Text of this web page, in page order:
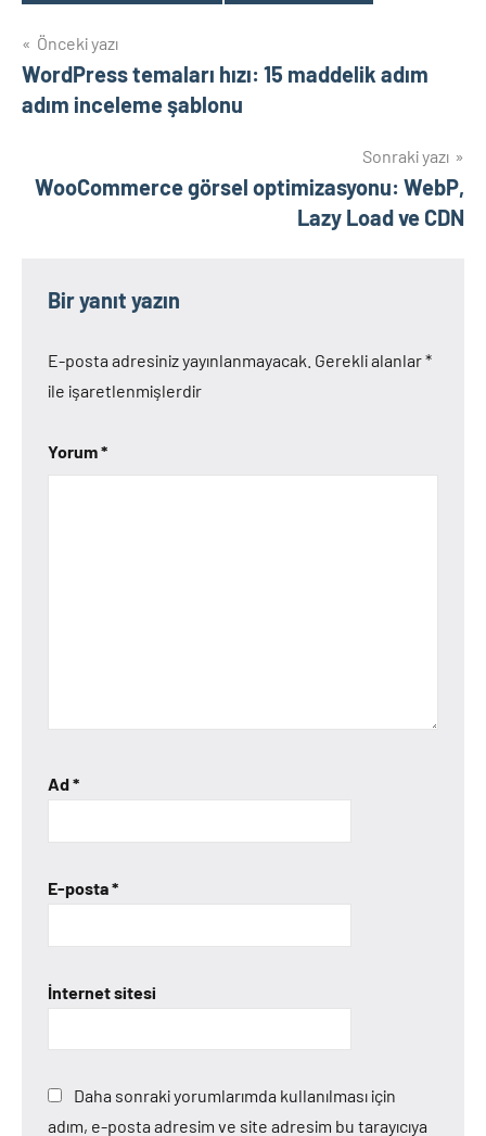
Yazı
gezinmesi
Önceki yazı
WordPress temaları hızı: 15 maddelik adım
adım inceleme şablonu
Sonraki yazı
WooCommerce görsel optimizasyonu: WebP,
Lazy Load ve CDN
Bir yanıt yazın
E-posta adresiniz yayınlanmayacak. Gerekli alanlar*
ile işaretlenmişlerdir
Yorum*
Ad*
E-posta*
İnternet sitesi
Daha sonraki yorumlarımda kullanılması için
adım, e-posta adresim ve site adresim bu tarayıcıya